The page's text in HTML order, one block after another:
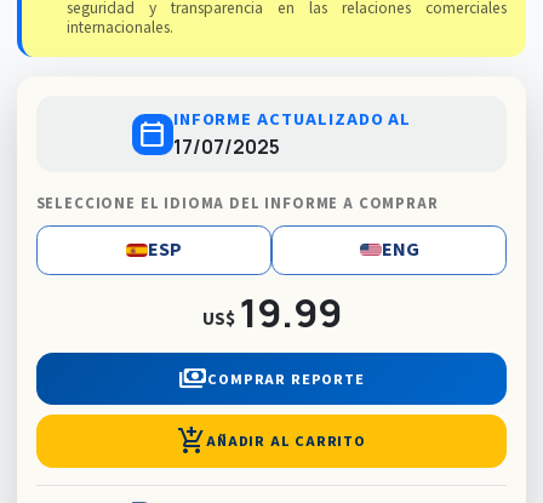
seguridad y transparencia en las relaciones comerciales
internacionales.
calendar_today INFORME ACTUALIZADO AL
17/07/2025
SELECCIONE EL IDIOMA DEL INFORME A COMPRAR
ESP ENG
US$ 19.99
paymentsCOMPRAR REPORTE
add_shopping_cartAÑADIR AL CARRITO